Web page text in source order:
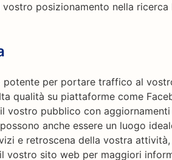
posizionamento nella ricerca
potente per portare traffico al
qualità su piattaforme come
vostro pubblico con aggiornamenti
anche essere un luogo
e retroscena della vostra attività,
vostro sito web per maggiori